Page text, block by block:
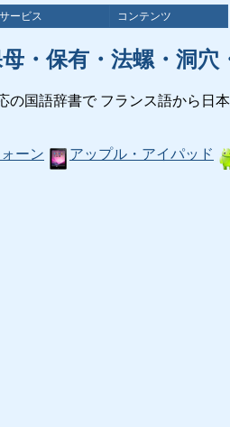
サービス コンテンツ
・保有・法螺・洞
の国語辞書で フランス語から日
ーン アップル・アイパッド